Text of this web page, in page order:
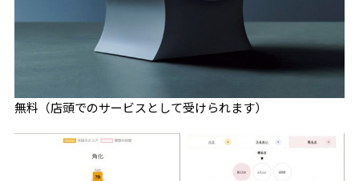
無料（店頭でのサービスとして受けられます）